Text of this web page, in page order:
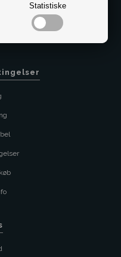
Statistiske